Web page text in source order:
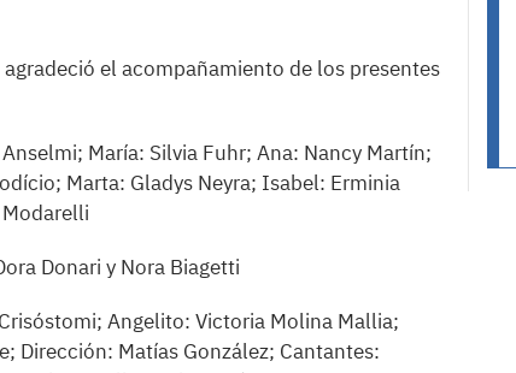
el acompañamiento de los presentes
María: Silvia Fuhr; Ana: Nancy Martín;
Marta: Gladys Neyra; Isabel: Erminia
Donari y Nora Biagetti
Angelito: Victoria Molina Mallia;
Dirección: Matías González; Cantantes: